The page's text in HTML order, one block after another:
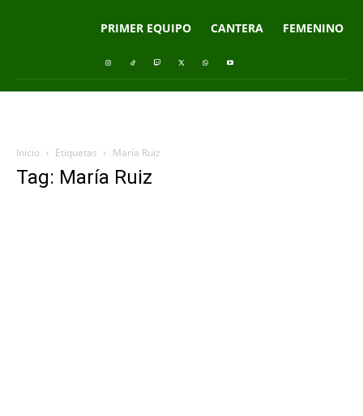
PRIMER EQUIPO CANTERA FEMENINO
Inicio Etiquetas María Ruiz
Tag: María Ruiz